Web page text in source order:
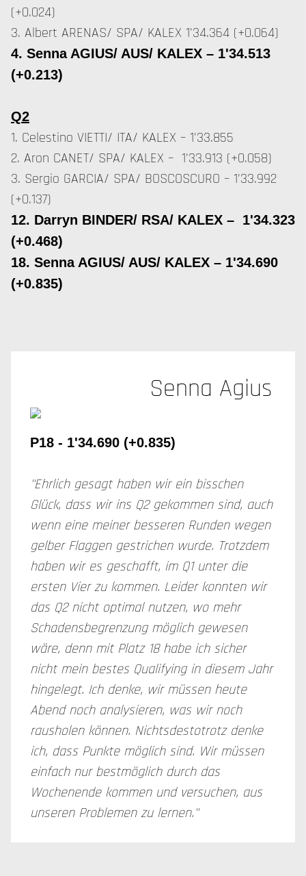
(+0.024)
3. Albert ARENAS/ SPA/ KALEX 1'34.364 (+0.064)
4. Senna AGIUS/ AUS/ KALEX – 1'34.513
(+0.213)
Q2
1. Celestino VIETTI/ ITA/ KALEX – 1'33.855
2. Aron CANET/ SPA/ KALEX – 1'33.913 (+0.058)
3. Sergio GARCIA/ SPA/ BOSCOSCURO – 1'33.992
(+0.137)
12. Darryn BINDER/ RSA/ KALEX – 1'34.323
(+0.468)
18. Senna AGIUS/ AUS/ KALEX – 1'34.690
(+0.835)
Senna Agius
P18 - 1'34.690 (+0.835)
"Ehrlich gesagt haben wir ein bisschen
Glück, dass wir ins Q2 gekommen sind, auch
wenn eine meiner besseren Runden wegen
gelber Flaggen gestrichen wurde. Trotzdem
haben wir es geschafft, im Q1 unter die
ersten Vier zu kommen. Leider konnten wir
das Q2 nicht optimal nutzen, wo mehr
Schadensbegrenzung möglich gewesen
wäre, denn mit Platz 18 habe ich sicher
nicht mein bestes Qualifying in diesem Jahr
hingelegt. Ich denke, wir müssen heute
Abend noch analysieren, was wir noch
rausholen können. Nichtsdestotrotz denke
ich, dass Punkte möglich sind. Wir müssen
einfach nur bestmöglich durch das
Wochenende kommen und versuchen, aus
unseren Problemen zu lernen."